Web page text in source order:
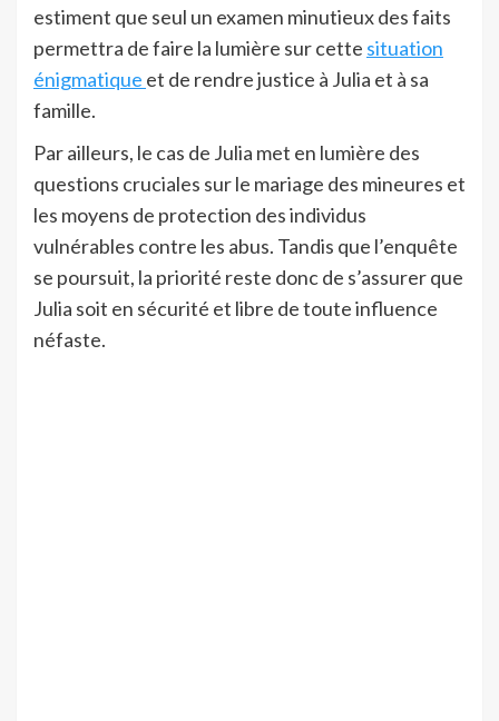
estiment que seul un examen minutieux des faits
permettra de faire la lumière sur cette situation
énigmatique et de rendre justice à Julia et à sa
famille.
Par ailleurs, le cas de Julia met en lumière des
questions cruciales sur le mariage des mineures et
les moyens de protection des individus
vulnérables contre les abus. Tandis que l’enquête
se poursuit, la priorité reste donc de s’assurer que
Julia soit en sécurité et libre de toute influence
néfaste.